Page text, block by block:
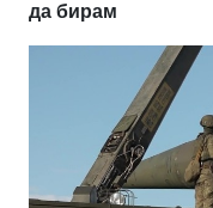
да бирам